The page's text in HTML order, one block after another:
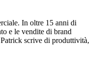
In oltre 15 anni di
e le vendite di brand
scrive di produttività,